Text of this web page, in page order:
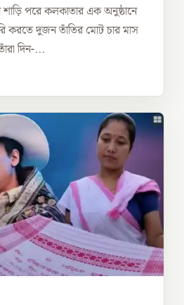
শাড়ি পরে কলকাতার এক অনুষ্ঠানে
করতে দুজন তাঁতির মোট চার মাস
দিন-...